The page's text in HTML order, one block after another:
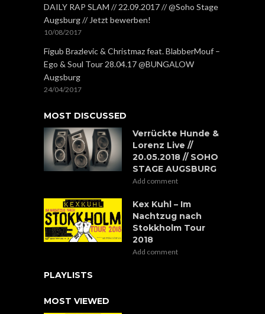
DAILY RAP SLAM // 22.09.2017 // @Soho Stage
Augsburg // Jetzt bewerben!
10/08/2017
Figub Brazlevic & Christmaz feat. BlabberMouf –
Ego & Soul Tour 28.04.17 @BUNGALOW
Augsburg
24/04/2017
MOST DISCUSSED
Verrückte Hunde &
Lorenz Live //
20.05.2018 // SOHO
STAGE AUGSBURG
Add comment
Kex Kuhl – Im
Nachtzug nach
Stokkholm Tour
2018
Add comment
PLAYLISTS
MOST VIEWED